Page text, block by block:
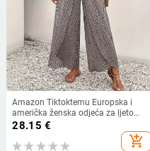
Amazon Tiktoktemu Europska i
američka ženska odjeća za ljeto
2024., nova modna Joker cvjetna
suknja s bočnim prorezom i širokim
nogavicama
28.15 €
add_shopping_cart